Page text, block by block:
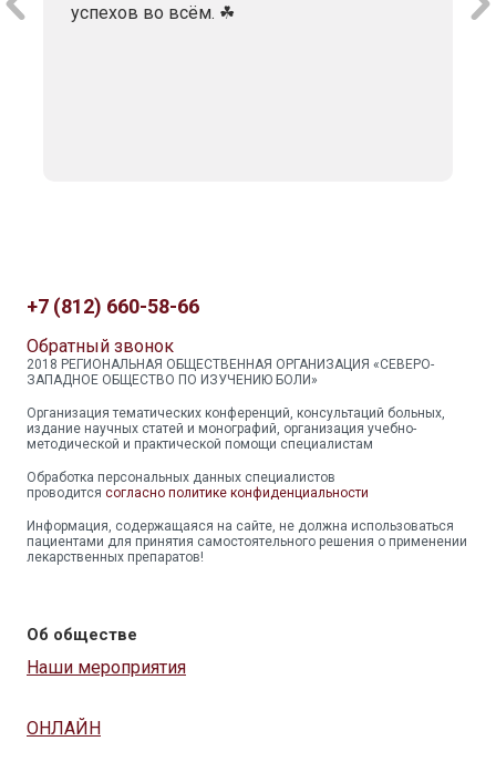
успехов во всём. ☘
+7 (812) 660-58-66
Обратный звонок
2018 РЕГИОНАЛЬНАЯ ОБЩЕСТВЕННАЯ ОРГАНИЗАЦИЯ «СЕВЕРО-
ЗАПАДНОЕ ОБЩЕСТВО ПО ИЗУЧЕНИЮ БОЛИ»
Организация тематических конференций, консультаций больных,
издание научных статей и монографий, организация учебно-
методической и практической помощи специалистам
Обработка персональных данных специалистов
проводится согласно политике конфиденциальности
Информация, содержащаяся на сайте, не должна использоваться
пациентами для принятия самостоятельного решения о применении
лекарственных препаратов!
Об обществе
Наши мероприятия
ОНЛАЙН